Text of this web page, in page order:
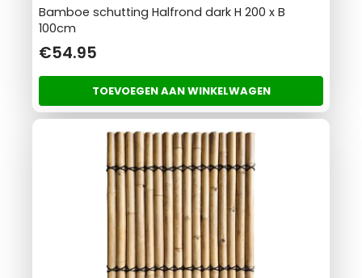
Bamboe schutting Halfrond dark H 200 x B
100cm
€54.95
TOEVOEGEN AAN WINKELWAGEN